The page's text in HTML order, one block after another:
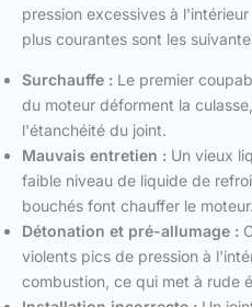
pression excessives à
plus courantes sont les
Surchauffe : Le premier
du moteur déforment la
l'étanchéité du joint.
Mauvais entretien : Un vieux
faible niveau de liquide de
bouchés font chauffer le moteur.
Détonation et pré-allumage :
violents pics de pression à
combustion, ce qui met à rude